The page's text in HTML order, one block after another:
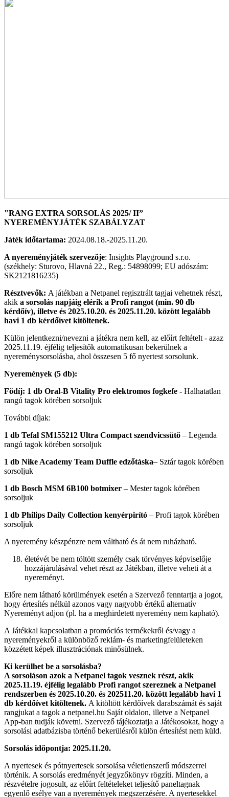
"RANG EXTRA SORSOLÁS 2025/ II”
NYEREMÉNYJÁTÉK SZABÁLYZAT
Játék időtartama: 2024.08.18.-2025.11.20.
A nyereményjáték szervezője: Insights Playground s.r.o.
(székhely: Sturovo, Hlavná 22., Reg.: 54898099; EU adószám:
SK2121816235)
Résztvevők: A játékban a Netpanel regisztrált tagjai vehetnek részt,
akik a sorsolás napjáig elérik a Profi rangot (min. 90 db
kérdőív), illetve és 2025.10.20. és 2025.11.20. között legalább
havi 1 db kérdőívet kitöltenek.
Külön jelentkezni/nevezni a játékra nem kell, az előírt feltételt - azaz
2025.11.19. éjfélig teljesítők automatikusan bekerülnek a
nyereménysorsolásba, ahol összesen 5 fő nyertest sorsolunk.
Nyeremények (5 db):
Fődíj: 1 db Oral-B Vitality Pro elektromos fogkefe - Halhatatlan
rangú tagok körében sorsoljuk
További díjak:
1 db Tefal SM155212 Ultra Compact szendvicssütő – Legenda
rangú tagok körében sorsoljuk
1 db Nike Academy Team Duffle edzőtáska– Sztár tagok körében
sorsoljuk
1 db Bosch MSM 6B100 botmixer – Mester tagok körében
sorsoljuk
1 db Philips Daily Collection kenyérpirító – Profi tagok körében
sorsoljuk
A nyeremény készpénzre nem váltható és át nem ruházható.
életévét be nem töltött személy csak törvényes képviselője
hozzájárulásával vehet részt az Játékban, illetve veheti át a
nyereményt.
Előre nem látható körülmények esetén a Szervező fenntartja a jogot,
hogy értesítés nélkül azonos vagy nagyobb értékű alternatív
Nyereményt adjon (pl. ha a meghirdetett nyeremény nem kapható).
A Játékkal kapcsolatban a promóciós termékekről és/vagy a
nyereményekről a különböző reklám- és marketingfelületeken
közzétett képek illusztrációnak minősülnek.
Ki kerülhet be a sorsolásba?
A sorsoláson azok a Netpanel tagok vesznek részt, akik
2025.11.19. éjfélig legalább Profi rangot szereznek a Netpanel
rendszerben és 2025.10.20. és 202511.20. között legalább havi 1
db kérdőívet kitöltenek. A kitöltött kérdőívek darabszámát és saját
rangjukat a tagok a netpanel.hu Saját oldalon, illetve a Netpanel
App-ban tudják követni. Szervező tájékoztatja a Játékosokat, hogy a
sorsolási adatbázisba történő bekerülésről külön értesítést nem küld.
Sorsolás időpontja: 2025.11.20.
A nyertesek és pótnyertesek sorsolása véletlenszerű módszerrel
történik. A sorsolás eredményét jegyzőkönyv rögzíti. Minden, a
részvételre jogosult, az előírt feltételeket teljesítő paneltagnak
egyenlő esélye van a nyeremények megszerzésére. A nyertesekkel